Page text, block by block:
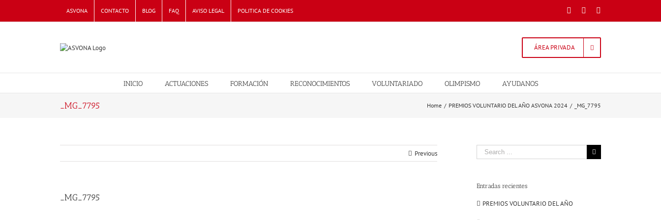
content
ASVONA CONTACTO BLOG FAQ AVISO LEGAL POLITICA DE COOKIES Facebook
Twitter
ÁREA PRIVADA
INICIO ACTUACIONES FORMACIÓN RECONOCIMIENTOS VOLUNTARIADO OLIMPISMO AYUDANOS
_MG_7795 Home / PREMIOS VOLUNTARIO DEL AÑO ASVONA 2024 / _MG_7795
Previous
_MG_7795
Search
for:
Entradas recientes
PREMIOS VOLUNTARIO DEL AÑO